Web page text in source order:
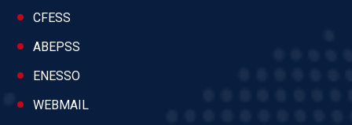
CFESS
ABEPSS
ENESSO
WEBMAIL